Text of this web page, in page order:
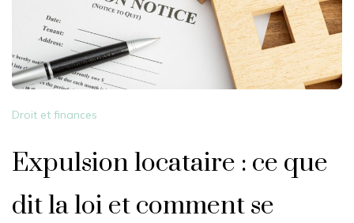
Droit et finances
Expulsion locataire : ce que
dit la loi et comment se